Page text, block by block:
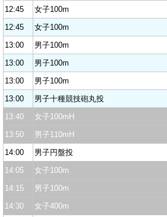
12:45
女子100m
12:45
女子100m
13:00
男子100m
13:00
男子100m
13:00
男子100m
13:00
男子十種競技砲丸投
13:40
女子100mH
13:50
男子110mH
14:00
男子円盤投
14:05
女子100m
14:15
男子100m
14:30
女子400m